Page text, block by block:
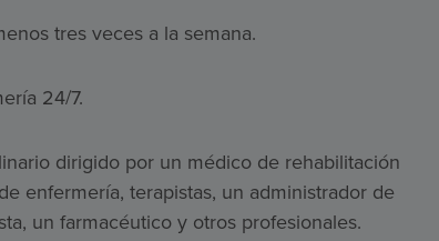
tres veces a la semana.
24/7.
dirigido por un médico de rehabilitación
enfermería, terapistas, un administrador de
un farmacéutico y otros profesionales.